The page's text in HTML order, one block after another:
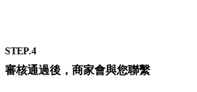
STEP.4
審核通過後，商家會與您聯繫